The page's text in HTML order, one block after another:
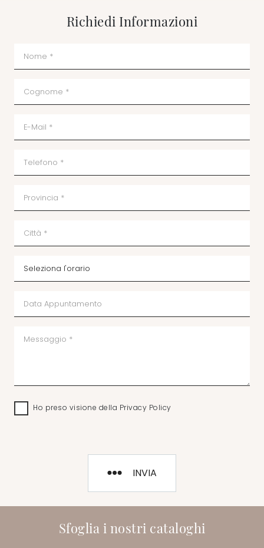
Sfoglia i nostri cataloghi
Richiedi Informazioni
Ho preso visione della Privacy Policy
INVIA